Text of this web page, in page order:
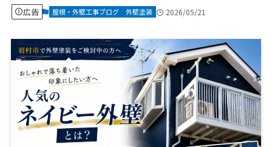
広告 屋根・外壁工事ブログ 外壁塗装 2026/05/21